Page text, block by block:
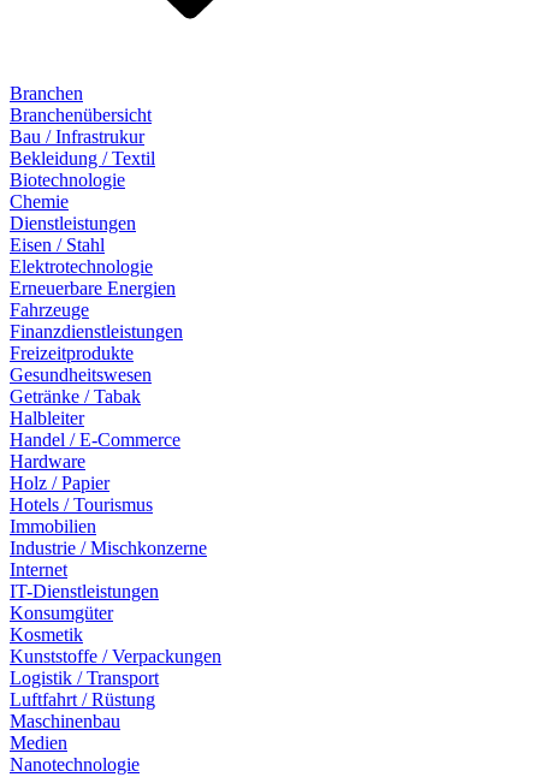
Branchen
Branchenübersicht
Bau / Infrastrukur
Bekleidung / Textil
Biotechnologie
Chemie
Dienstleistungen
Eisen / Stahl
Elektrotechnologie
Erneuerbare Energien
Fahrzeuge
Finanzdienstleistungen
Freizeitprodukte
Gesundheitswesen
Getränke / Tabak
Halbleiter
Handel / E-Commerce
Hardware
Holz / Papier
Hotels / Tourismus
Immobilien
Industrie / Mischkonzerne
Internet
IT-Dienstleistungen
Konsumgüter
Kosmetik
Kunststoffe / Verpackungen
Logistik / Transport
Luftfahrt / Rüstung
Maschinenbau
Medien
Nanotechnologie